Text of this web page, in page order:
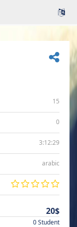
15
0
3:12:29
arabic
20$
0 Student